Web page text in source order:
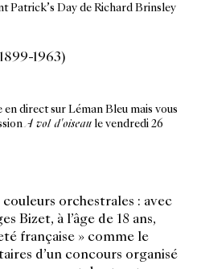
Patrick’s Day de Richard Brinsley
1963)
en direct sur Léman Bleu mais vous
A vol d'oiseau le vendredi 26
orchestrales : avec
Bizet, à l’âge de 18 ans,
française » comme le
d’un concours organisé